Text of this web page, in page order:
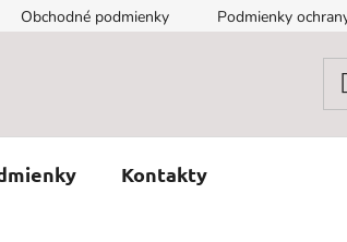
Obchodné podmienky Podmienky
Kontakty